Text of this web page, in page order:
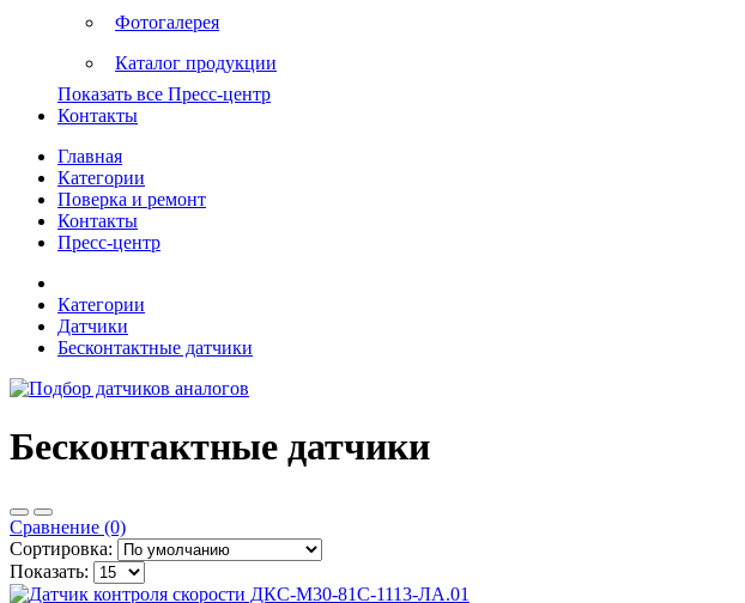
Фотогалерея
Каталог продукции
Показать все Пресс-центр
Контакты
Главная
Категории
Поверка и ремонт
Контакты
Пресс-центр
Категории
Датчики
Бесконтактные датчики
Бесконтактные датчики
Сравнение (0)
Сортировка:
Показать: